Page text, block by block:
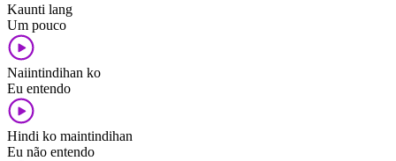
Kaunti lang
Um pouco
Naiintindihan ko
Eu entendo
Hindi ko maintindihan
Eu não entendo